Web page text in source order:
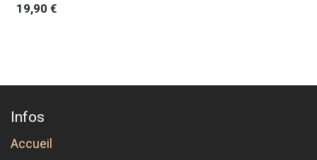
19,90 €
Infos
Accueil